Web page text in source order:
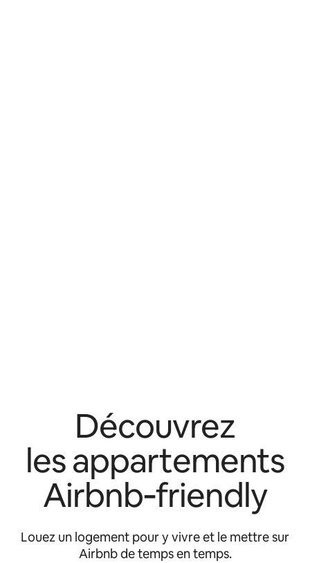
Découvrez
les appartements
Airbnb‑friendly
Louez un logement pour y vivre et le mettre sur
Airbnb de temps en temps.